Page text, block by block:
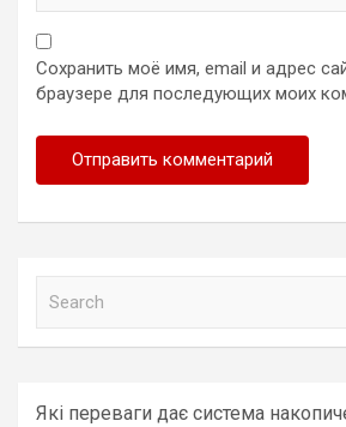
Сохранить моё имя, email и адрес
браузере для последующих моих
h
Які переваги дає система